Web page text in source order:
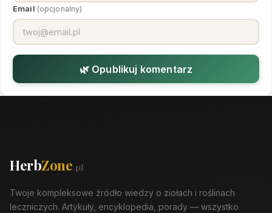
Email (opcjonalny)
🌿 Opublikuj komentarz
HerbZone.pl
Twoje kompleksowe źródło wiedzy o ziołach i roślinach
leczniczych. Artykuły, encyklopedia, porady — wszystko